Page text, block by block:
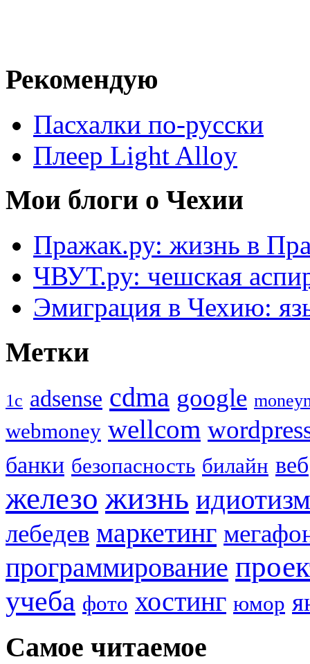
Рекомендую
Пасхалки по-русски
Плеер Light Alloy
Мои блоги о Чехии
Пражак.ру: жизнь в
ЧВУТ.ру: чешская
Эмиграция в Чехию:
Метки
1с adsense cdma google
webmoney wellcom
банки безопасность билайн веб
железо жизнь идиотизм
лебедев маркетинг
программирование
учеба фото хостинг юмор
Самое читаемое